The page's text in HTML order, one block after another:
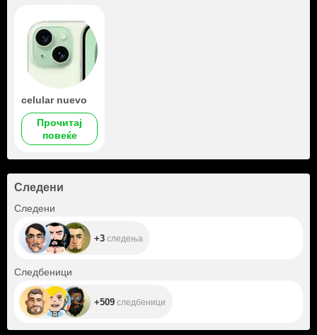
celular nuevo
Прочитај
повеќе
Следени
Следени
+3 следења
Следбеници
+509 следбеници